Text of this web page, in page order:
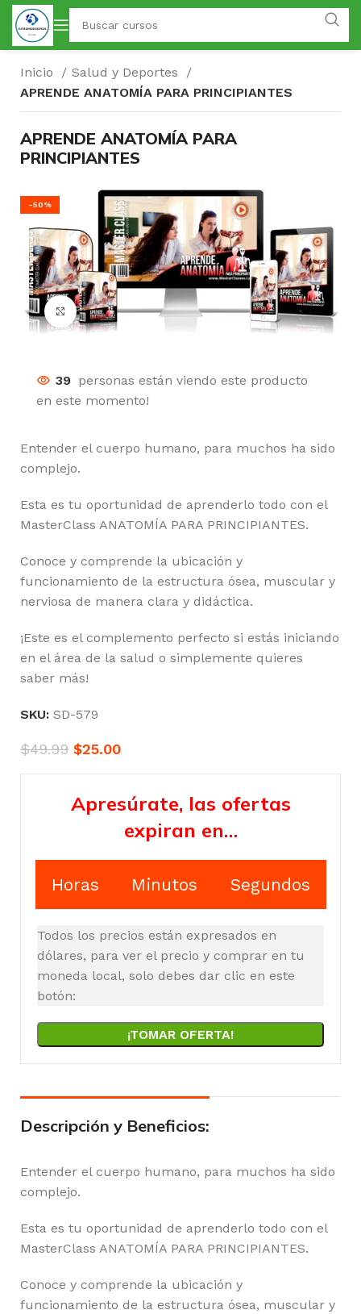
Inicio
Salud y Deportes
APRENDE ANATOMÍA PARA PRINCIPIANTES
APRENDE ANATOMÍA PARA
PRINCIPIANTES
-50%
Click para agrandar
39 personas están viendo este producto
en este momento!
Entender el cuerpo humano, para muchos ha sido
complejo.
Esta es tu oportunidad de aprenderlo todo con el
MasterClass ANATOMÍA PARA PRINCIPIANTES.
Conoce y comprende la ubicación y
funcionamiento de la estructura ósea, muscular y
nerviosa de manera clara y didáctica.
¡Este es el complemento perfecto si estás iniciando
en el área de la salud o simplemente quieres
saber más!
SKU: SD-579
$49.99 $25.00
Apresúrate, las ofertas
expiran en…
Horas Minutos Segundos
Todos los precios están expresados en
dólares, para ver el precio y comprar en tu
moneda local, solo debes dar clic en este
botón:
¡TOMAR OFERTA!
Descripción y Beneficios:
Entender el cuerpo humano, para muchos ha sido
complejo.
Esta es tu oportunidad de aprenderlo todo con el
MasterClass ANATOMÍA PARA PRINCIPIANTES.
Conoce y comprende la ubicación y
funcionamiento de la estructura ósea, muscular y